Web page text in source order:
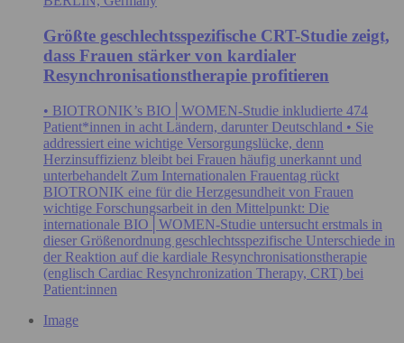
Größte geschlechtsspezifische CRT-Studie zeigt,
dass Frauen stärker von kardialer
Resynchronisationstherapie profitieren
• BIOTRONIK’s BIO│WOMEN-Studie inkludierte 474
Patient*innen in acht Ländern, darunter Deutschland • Sie
addressiert eine wichtige Versorgungslücke, denn
Herzinsuffizienz bleibt bei Frauen häufig unerkannt und
unterbehandelt Zum Internationalen Frauentag rückt
BIOTRONIK eine für die Herzgesundheit von Frauen
wichtige Forschungsarbeit in den Mittelpunkt: Die
internationale BIO│WOMEN‑Studie untersucht erstmals in
dieser Größenordnung geschlechtsspezifische Unterschiede in
der Reaktion auf die kardiale Resynchronisationstherapie
(englisch Cardiac Resynchronization Therapy, CRT) bei
Patient:innen
Image